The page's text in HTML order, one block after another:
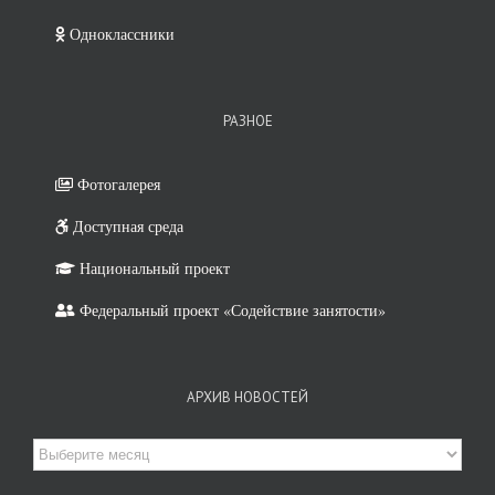
Одноклассники
РАЗНОЕ
Фотогалерея
Доступная среда
Национальный проект
Федеральный проект «Содействие занятости»
АРХИВ НОВОСТЕЙ
Архив
новостей